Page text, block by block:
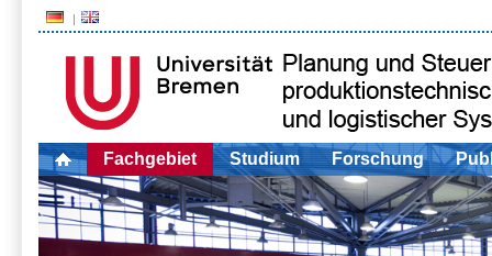
Fachgebiet Studium Forschung